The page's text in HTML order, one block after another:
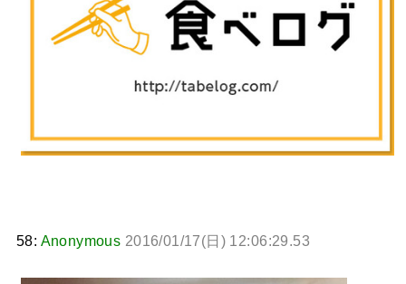
Powered by livedoor 相互RSS
58: Anonymous 2016/01/17(日) 12:06:29.53